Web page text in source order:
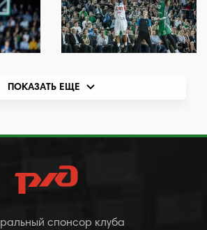
ПОКАЗАТЬ ЕЩЕ
спонсор клуба